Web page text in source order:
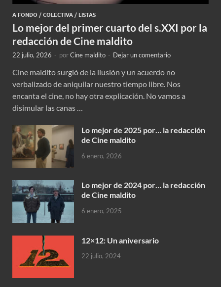
A FONDO / COLECTIVA / LISTAS
Lo mejor del primer cuarto del s.XXI por la
redacción de Cine maldito
22 julio, 2026 - porCine maldito - Dejar un comentario
Cine maldito surgió de la ilusión y un acuerdo no
verbalizado de aniquilar nuestro tiempo libre. Nos
encanta el cine, no hay otra explicación. No vamos a
disimular las canas …
Lo mejor de 2025 por… la redacción
de Cine maldito
6 enero, 2026
Lo mejor de 2024 por… la redacción
de Cine maldito
6 enero, 2025
12×12: Un aniversario
22 julio, 2024